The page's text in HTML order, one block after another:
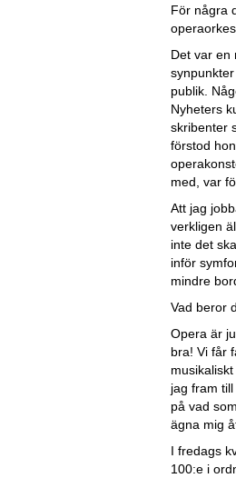
För några
Det var en
publik.
Nyheters
skribenter
förstod
med, var
Att jag
verkligen
inte det
inför
mindre
Vad beror
Opera är
bra! Vi får
jag fram
på vad
ägna mig
I fredags
100:e i